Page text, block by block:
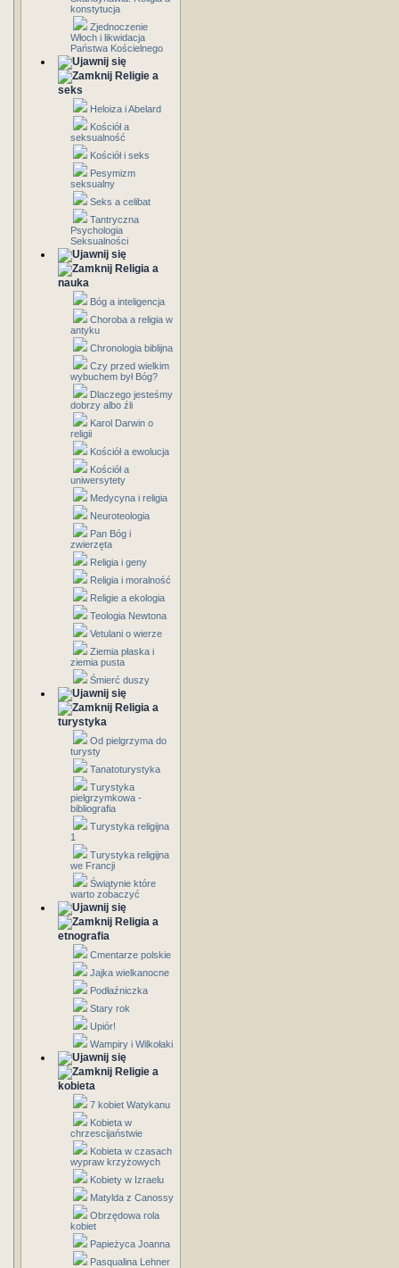
konstytucja
Zjednoczenie
Włoch i likwidacja
Państwa Kościelnego
Religie a
seks
Heloiza i Abelard
Kościół a
seksualność
Kościół i seks
Pesymizm
seksualny
Seks a celibat
Tantryczna
Psychologia
Seksualności
Religia a
nauka
Bóg a inteligencja
Choroba a religia w
antyku
Chronologia biblijna
Czy przed wielkim
wybuchem był Bóg?
Dlaczego jesteśmy
dobrzy albo źli
Karol Darwin o
religii
Kościół a ewolucja
Kościół a
uniwersytety
Medycyna i religia
Neuroteologia
Pan Bóg i
zwierzęta
Religia i geny
Religia i moralność
Religie a ekologia
Teologia Newtona
Vetulani o wierze
Ziemia płaska i
ziemia pusta
Śmierć duszy
Religia a
turystyka
Od pielgrzyma do
turysty
Tanatoturystyka
Turystyka
pielgrzymkowa -
bibliografia
Turystyka religijna
1
Turystyka religijna
we Francji
Świątynie które
warto zobaczyć
Religia a
etnografia
Cmentarze polskie
Jajka wielkanocne
Podłaźniczka
Stary rok
Upiór!
Wampiry i Wilkołaki
Religie a
kobieta
7 kobiet Watykanu
Kobieta w
chrzescijaństwie
Kobieta w czasach
wypraw krzyżowych
Kobiety w Izraelu
Matylda z Canossy
Obrzędowa rola
kobiet
Papieżyca Joanna
Pasqualina Lehner